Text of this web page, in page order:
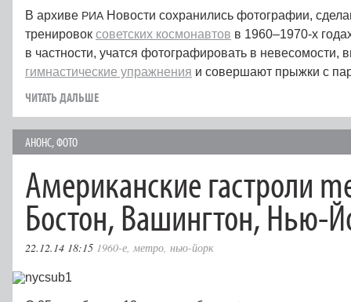
В архиве РИА Новости сохранились фотографии,
тренировок советских космонавтов в 1960–1970‑х
в частности, учатся фотографировать в невесомости,
гимнастические упражнения и совершают прыжки с
ЧИТАТЬ ДАЛЬШЕ
АНОНС,ФОТО
Американские гастроли
Бостон, Вашингтон, Нью-
22.12.14 18:15 1960-е,метро, нью-йорк